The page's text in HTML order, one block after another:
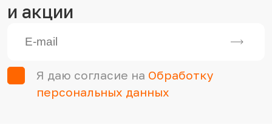
и акции
Я даю согласие на Обработку
персональных данных